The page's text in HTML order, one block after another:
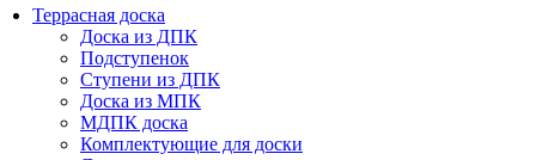
Террасная доска
Доска из ДПК
Подступенок
Ступени из ДПК
Доска из МПК
МДПК доска
Комплектующие для доски